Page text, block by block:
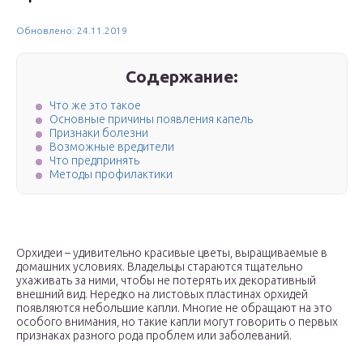
Обновлено: 24.11.2019
Содержание:
Что же это такое
Основные причины появления капель
Признаки болезни
Возможные вредители
Что предпринять
Методы профилактики
Орхидеи – удивительно красивые цветы, выращиваемые в
домашних условиях. Владельцы стараются тщательно
ухаживать за ними, чтобы не потерять их декоративный
внешний вид. Нередко на листовых пластинах орхидей
появляются небольшие капли. Многие не обращают на это
особого внимания, но такие капли могут говорить о первых
признаках разного рода проблем или заболеваний.